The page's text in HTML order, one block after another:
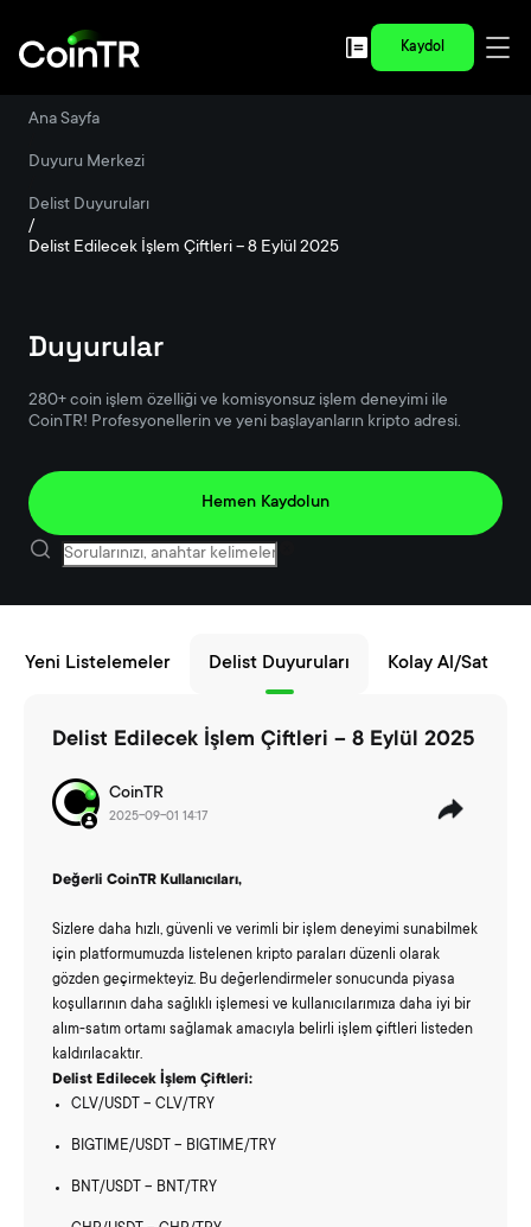
Kaydol
Ana Sayfa
Duyuru Merkezi
Delist Duyuruları
/
Delist Edilecek İşlem Çiftleri – 8 Eylül 2025
Duyurular
280+ coin işlem özelliği ve komisyonsuz işlem deneyimi ile
CoinTR! Profesyonellerin ve yeni başlayanların kripto adresi.
Hemen Kaydolun
Yeni Listelemeler Delist Duyuruları Kolay Al/Sat
Delist Edilecek İşlem Çiftleri – 8 Eylül 2025
CoinTR
2025-09-01 14:17
Değerli CoinTR Kullanıcıları,
Sizlere daha hızlı, güvenli ve verimli bir işlem deneyimi sunabilmek
için platformumuzda listelenen kripto paraları düzenli olarak
gözden geçirmekteyiz. Bu değerlendirmeler sonucunda piyasa
koşullarının daha sağlıklı işlemesi ve kullanıcılarımıza daha iyi bir
alım-satım ortamı sağlamak amacıyla belirli işlem çiftleri listeden
kaldırılacaktır.
Delist Edilecek İşlem Çiftleri:
CLV/USDT – CLV/TRY
BIGTIME/USDT – BIGTIME/TRY
BNT/USDT – BNT/TRY